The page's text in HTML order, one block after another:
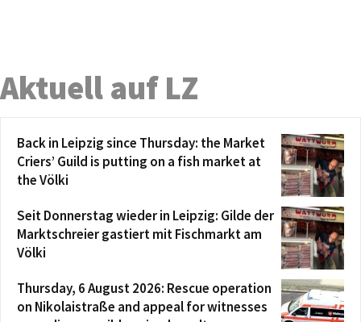
Aktuell auf LZ
Back in Leipzig since Thursday: the Market
Criers’ Guild is putting on a fish market at
the Völki
Seit Donnerstag wieder in Leipzig: Gilde der
Marktschreier gastiert mit Fischmarkt am
Völki
Thursday, 6 August 2026: Rescue operation
on Nikolaistraße and appeal for witnesses